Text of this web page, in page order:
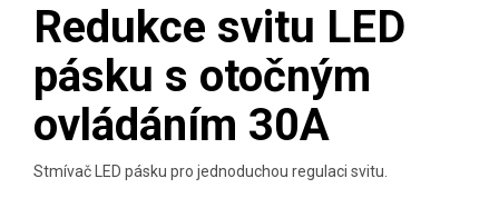
Redukce svitu LED
pásku s otočným
ovládáním 30A
Stmívač LED pásku pro jednoduchou regulaci svitu.